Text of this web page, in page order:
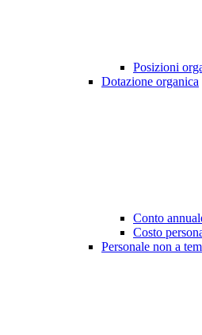
Posizioni
Dotazione organica
Conto
Costo
Personale non a